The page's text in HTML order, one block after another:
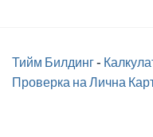
Тийм Билдинг-
Проверка на Лична